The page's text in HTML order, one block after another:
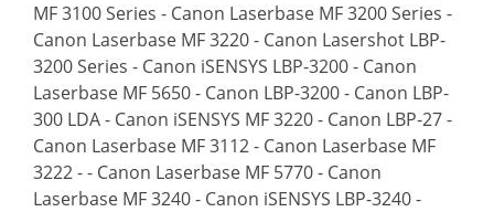
MF 3100 Series - Canon Laserbase MF 3200 Series -
Canon Laserbase MF 3220 - Canon Lasershot LBP-
3200 Series - Canon iSENSYS LBP-3200 - Canon
Laserbase MF 5650 - Canon LBP-3200 - Canon LBP-
300 LDA - Canon iSENSYS MF 3220 - Canon LBP-27 -
Canon Laserbase MF 3112 - Canon Laserbase MF
3222 - - Canon Laserbase MF 5770 - Canon
Laserbase MF 3240 - Canon iSENSYS LBP-3240 -